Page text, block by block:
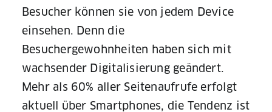
Besucher können sie von jedem Device
einsehen. Denn die
Besuchergewohnheiten haben sich mit
wachsender Digitalisierung geändert.
Mehr als 60% aller Seitenaufrufe erfolgt
aktuell über Smartphones, die Tendenz ist